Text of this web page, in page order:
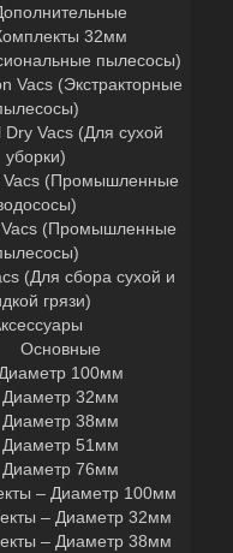
32мм
пылесосы)
Vacs (Экстракторные
Vacs (Для сухой
уборки)
Vacs (Промышленные
Vacs (Промышленные
(Для сбора сухой и
грязи)
Основные
Диаметр 100мм
Диаметр 32мм
Диаметр 38мм
Диаметр 51мм
Диаметр 76мм
– Диаметр 100мм
– Диаметр 32мм
– Диаметр 38мм